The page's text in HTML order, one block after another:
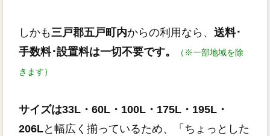
しかも三戸郡五戸町内からの利用なら、 送料･
手数料･設置料は一切不要です。
（※一部地域を除
きます）
サイズは33L・60L・100L・175L・195L・
206Lと幅広く揃っているため、「ちょっとした